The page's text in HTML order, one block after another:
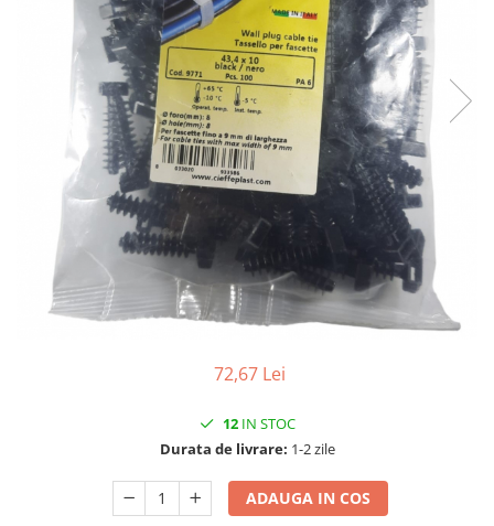
72,67 Lei
12IN STOC
Durata de livrare: 1-2 zile
ADAUGA IN COS